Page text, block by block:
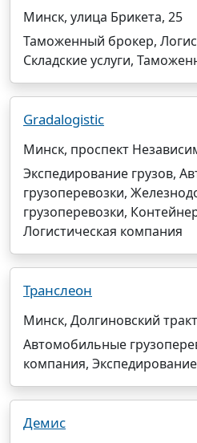
Минск, улица Брикета, 25
Таможенный брокер,
Складские услуги,
Gradalogistic
Минск, проспект
Экспедирование грузов,
грузоперевозки,
грузоперевозки,
Логистическая компания
Транслеон
Минск, Долгиновский
Автомобильные
компания,
Демис